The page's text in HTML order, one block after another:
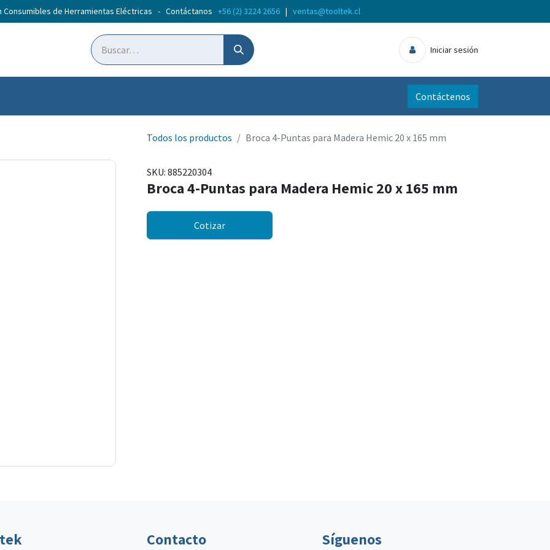
Consumibles de Herramientas Eléctricas - Contáctanos +56 (2) 3224 2656 | ventas@tooltek.cl
Iniciar sesión
Contáctenos
Todos los productos Broca 4-Puntas para Madera Hemic 20 x 165 mm
SKU: 885220304
Broca 4-Puntas para Madera Hemic 20 x 165 mm
Cotizar
Contacto Síguenos